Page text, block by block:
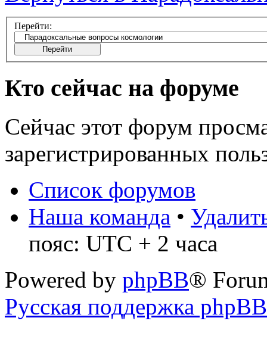
Перейти:
Кто сейчас на форуме
Сейчас этот форум
зарегистрированных
Список форумов
Наша команда •
пояс: UTC + 2 часа
Powered by phpBB®
Русская поддержка phpBB